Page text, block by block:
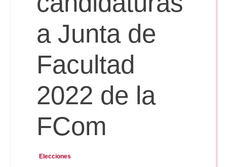
Reservas
Calendario Lectivo
Horarios
Periodismo
a Junta de
Facultad
2022 de la
FCom
Elecciones